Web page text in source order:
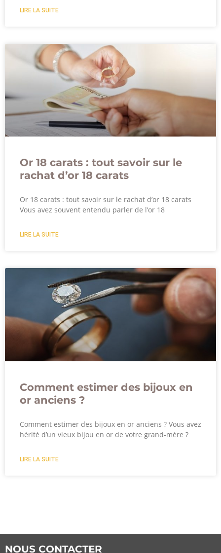
LIRE LA SUITE
Or 18 carats : tout savoir sur le
rachat d’or 18 carats
Or 18 carats : tout savoir sur le rachat d’or 18 carats
Vous avez souvent entendu parler de l’or 18
LIRE LA SUITE
Comment estimer des bijoux en
or anciens ?
Comment estimer des bijoux en or anciens ? Vous avez
hérité d’un vieux bijou en or de votre grand-mère ?
LIRE LA SUITE
NOUS CONTACTER